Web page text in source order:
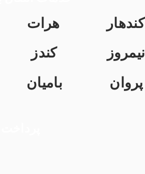
هرات کندهار
کندز نیمروز
بامیان پروان